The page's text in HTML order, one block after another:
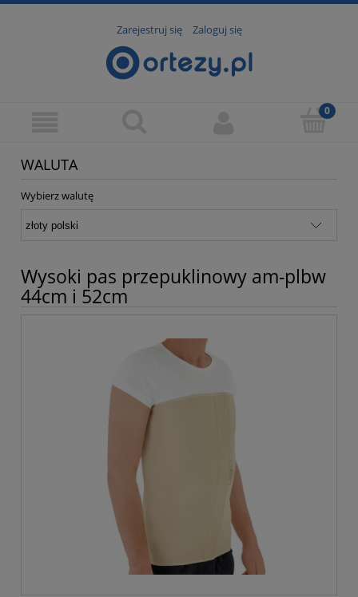
Zarejestruj się Zaloguj się
WALUTA
Wybierz walutę
Wysoki pas przepuklinowy am-plbw
44cm i 52cm